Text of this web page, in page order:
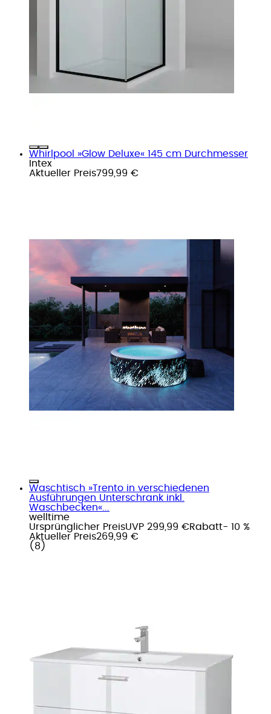
Whirlpool »Glow Deluxe« 145 cm Durchmesser
Intex
Aktueller Preis799,99 €
Waschtisch »Trento in verschiedenen
Ausführungen Unterschrank inkl.
Waschbecken«...
welltime
Ursprünglicher PreisUVP 299,99 €Rabatt- 10 %
Aktueller Preis269,99 €
( 8 )